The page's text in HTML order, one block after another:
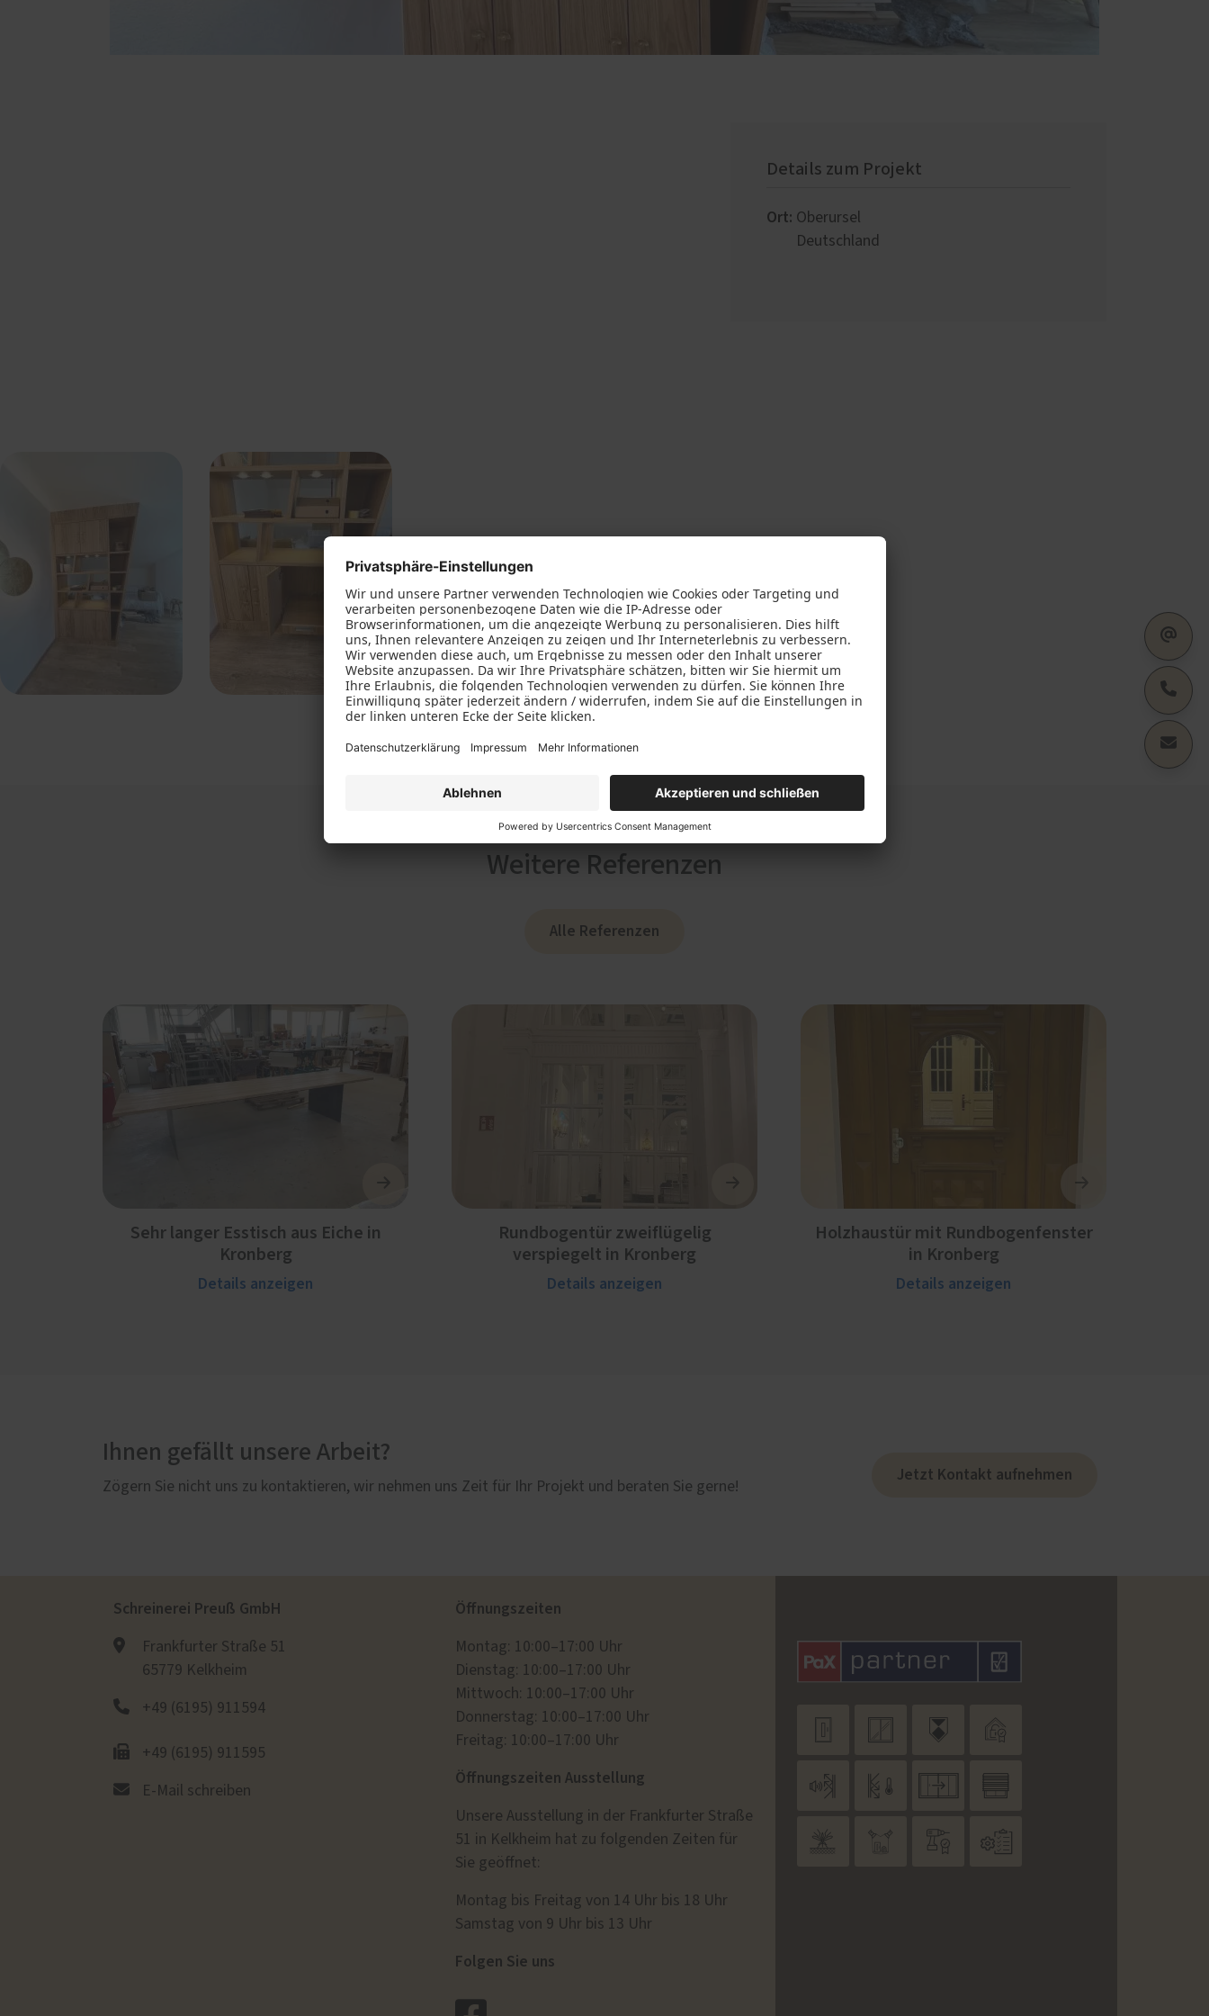
Details zum Projekt
Ort: Oberursel
Deutschland
Weitere Referenzen
Alle Referenzen
Sehr langer Esstisch aus Eiche in
Kronberg
Details anzeigen
Rundbogentür zweiflügelig
verspiegelt in Kronberg
Details anzeigen
Holzhaustür mit Rundbogenfenster
in Kronberg
Details anzeigen
Ihnen gefällt unsere Arbeit?
Zögern Sie nicht uns zu kontaktieren, wir nehmen uns Zeit für Ihr Projekt und beraten Sie gerne!
Jetzt Kontakt aufnehmen
Schreinerei Preuß GmbH
Frankfurter Straße 51
65779 Kelkheim
+49 (6195) 911594
+49 (6195) 911595
E-Mail schreiben
Öffnungszeiten
Montag: 10:00–17:00 Uhr
Dienstag: 10:00–17:00 Uhr
Mittwoch: 10:00–17:00 Uhr
Donnerstag: 10:00–17:00 Uhr
Freitag: 10:00–17:00 Uhr
Öffnungszeiten Ausstellung
Unsere Ausstellung in der Frankfurter Straße
51 in Kelkheim hat zu folgenden Zeiten für
Sie geöffnet:
Montag bis Freitag von 14 Uhr bis 18 Uhr
Samstag von 9 Uhr bis 13 Uhr
Folgen Sie uns
  
   
   